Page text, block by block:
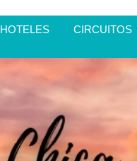
HOTELES
CIRCUITOS